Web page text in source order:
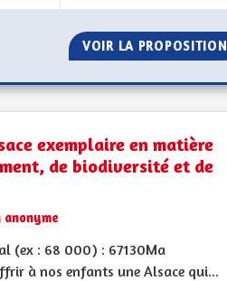
LE TERRITOIRE RURAL
VOIR LA PROPOSITION
et climatiques
exemplaire en matière
de biodiversité et de
(ex : 68 000) : 67130Ma
à nos enfants une Alsace qui...